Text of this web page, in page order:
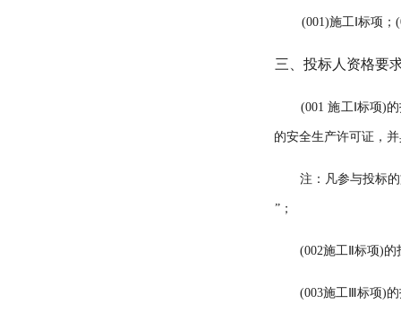
(001)施工 Ⅰ标项 ；
三、投标人资格要
(001 施工Ⅰ 标项)
的安全生产许可证 ，
注：凡参与投标
” ；
(002施工 Ⅱ标项)的
(003施工 Ⅲ标项)